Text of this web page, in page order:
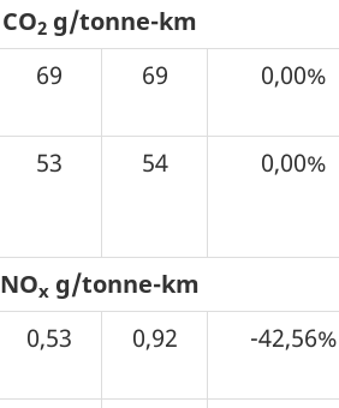
CO2 g/tonne-km
69 69 0,00%
53 54 0,00%
NOx g/tonne-km
0,53 0,92 -42,56%